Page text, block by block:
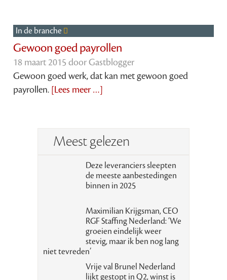
In de branche
Gewoon goed payrollen
18 maart 2015 doorGastblogger
Gewoon goed werk, dat kan met gewoon goed
payrollen. [Lees meer …]
Meest gelezen
Deze leveranciers sleepten
de meeste aanbestedingen
binnen in 2025
Maximilian Krijgsman, CEO
RGF Staffing Nederland: ‘We
groeien eindelijk weer
stevig, maar ik ben nog lang
niet tevreden’
Vrije val Brunel Nederland
lijkt gestopt in Q2, winst is